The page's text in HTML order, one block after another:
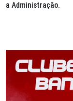
a Administração.